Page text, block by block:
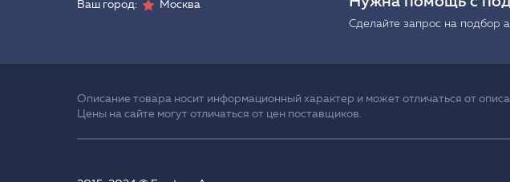
Ваш город: Москва
Сделайте запрос на подбор
Описание товара носит информационный характер и может отличаться от
Цены на сайте могут отличаться от цен поставщиков.